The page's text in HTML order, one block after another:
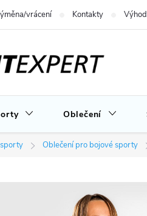
vrácení Kontakty
Oblečení
Oblečení pro bojové sporty